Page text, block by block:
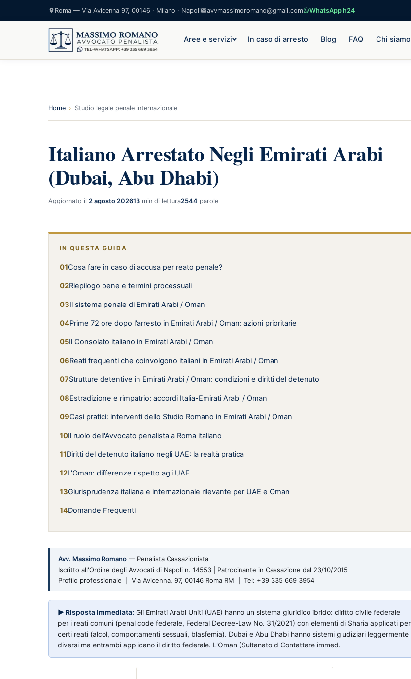
Roma — Via Avicenna 97, 00146 · Milano · Napoli avvmassimoromano@gmail.com WhatsApp h24
Aree e servizi In caso di arresto Blog FAQ Chi siamo
Home › Studio legale penale internazionale
Italiano Arrestato Negli Emirati Arabi
(Dubai, Abu Dhabi)
Aggiornato il 2 agosto 202613 min di lettura2544 parole
IN QUESTA GUIDA
Cosa fare in caso di accusa per reato penale?
Riepilogo pene e termini processuali
Il sistema penale di Emirati Arabi / Oman
Prime 72 ore dopo l'arresto in Emirati Arabi / Oman: azioni prioritarie
Il Consolato italiano in Emirati Arabi / Oman
Reati frequenti che coinvolgono italiani in Emirati Arabi / Oman
Strutture detentive in Emirati Arabi / Oman: condizioni e diritti del detenuto
Estradizione e rimpatrio: accordi Italia-Emirati Arabi / Oman
Casi pratici: interventi dello Studio Romano in Emirati Arabi / Oman
Il ruolo dell'Avvocato penalista a Roma italiano
Diritti del detenuto italiano negli UAE: la realtà pratica
L'Oman: differenze rispetto agli UAE
Giurisprudenza italiana e internazionale rilevante per UAE e Oman
Domande Frequenti
Avv. Massimo Romano — Penalista Cassazionista
Iscritto all'Ordine degli Avvocati di Napoli n. 14553 | Patrocinante in Cassazione dal 23/10/2015
Profilo professionale | Via Avicenna, 97, 00146 Roma RM | Tel: +39 335 669 3954
▶ Risposta immediata: Gli Emirati Arabi Uniti (UAE) hanno un sistema giuridico ibrido: diritto civile federale
per i reati comuni (penal code federale, Federal Decree-Law No. 31/2021) con elementi di Sharia applicati per
certi reati (alcol, comportamenti sessuali, blasfemia). Dubai e Abu Dhabi hanno sistemi giudiziari leggermente
diversi ma entrambi applicano il diritto federale. L'Oman (Sultanato d Contattare immed.